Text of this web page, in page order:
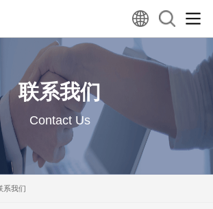
联系我们
Contact Us
系我们